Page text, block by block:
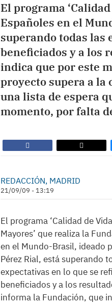
El programa
Españoles en el
superando todas las
beneficiados y a los
indica que por este
proyecto supera a la
una lista de espera
momento, por falta
REDACCIÓN, MADRID
21/09/09 - 13:19
El programa ‘Calidad de
Mayores’ que realiza la
en el Mundo-Brasil, ideado
Pérez Rial, está superando
expectativas en lo que se
beneficiados y a los
informa la Fundación, que